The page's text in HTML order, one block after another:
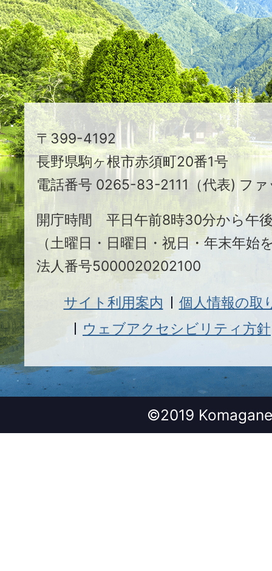
え
る
ま
ち
駒
ヶ
根
市
〒399-4192
長野県駒ヶ根市赤須町20番1号
電話番号 0265-83-2111（代表) フ
開庁時間 平日午前8時30分から午
（土曜日・日曜日・祝日・年末年始
法人番号5000020202100
サイト利用案内
個人情報の取
ウェブアクセシビリティ方針
©2019